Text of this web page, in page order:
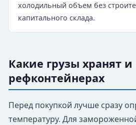
холодильный объем без
капитального склада.
Какие грузы хранят
рефконтейнерах
Перед покупкой лучше сразу
температуру. Для